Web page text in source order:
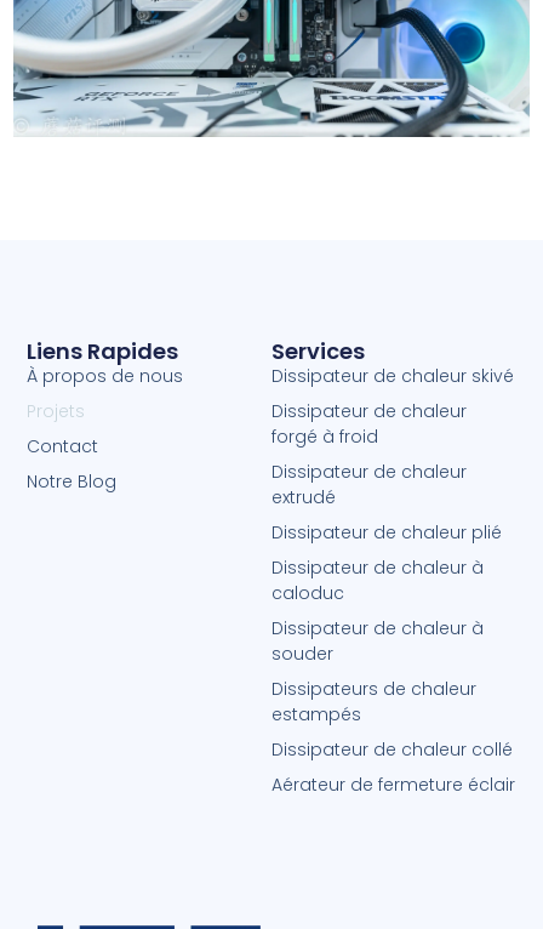
Aérateur PC
Services
Dissipateur de chaleur skivé
Dissipateur de chaleur
forgé à froid
Dissipateur de chaleur
extrudé
Dissipateur de chaleur plié
Dissipateur de chaleur à
caloduc
Dissipateur de chaleur à
souder
Dissipateurs de chaleur
estampés
Dissipateur de chaleur collé
Aérateur de fermeture éclair
Liens Rapides
À propos de nous
Projets
Contact
Notre Blog